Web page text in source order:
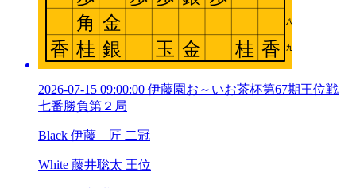
2026-07-15 09:00:00 伊藤園お～いお茶杯第67期王位戦
七番勝負第２局
Black 伊藤 匠 二冠
White 藤井聡太 王位